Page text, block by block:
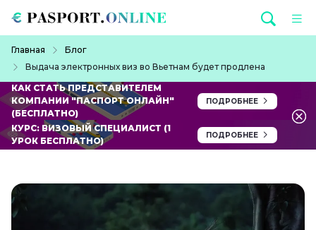
Главная
Блог
Выдача электронных виз во Вьетнам будет продлена
КАК СТАТЬ ПРЕДСТАВИТЕЛЕМ
КОМПАНИИ "ПАСПОРТ ОНЛАЙН"
(БЕСПЛАТНО)
ПОДРОБНЕЕ
КУРС: ВИЗОВЫЙ СПЕЦИАЛИСТ (1
УРОК БЕСПЛАТНО)
ПОДРОБНЕЕ